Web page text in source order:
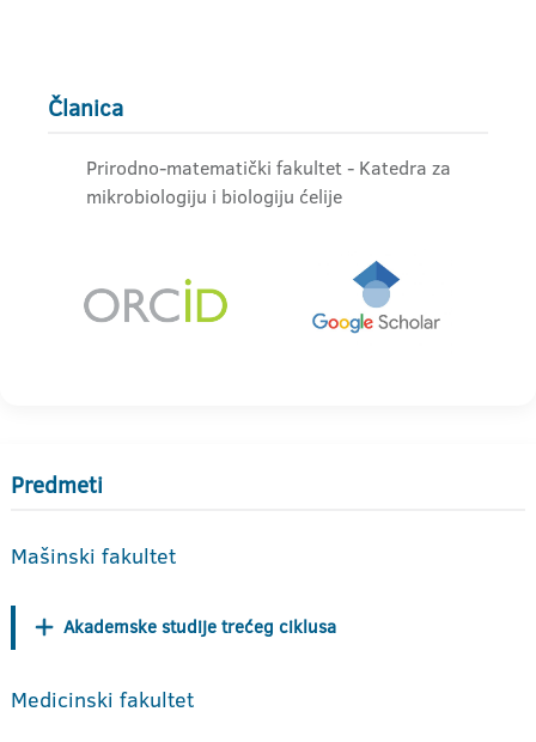
Članica
Prirodno-matematički fakultet - Katedra za
mikrobiologiju i biologiju ćelije
Predmeti
Mašinski fakultet
Akademske studije trećeg ciklusa
Medicinski fakultet